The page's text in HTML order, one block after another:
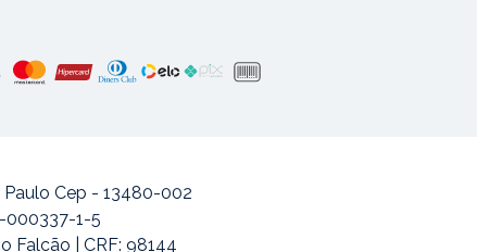
Paulo Cep - 13480-002
000337-1-5
Falcão | CRF: 98144